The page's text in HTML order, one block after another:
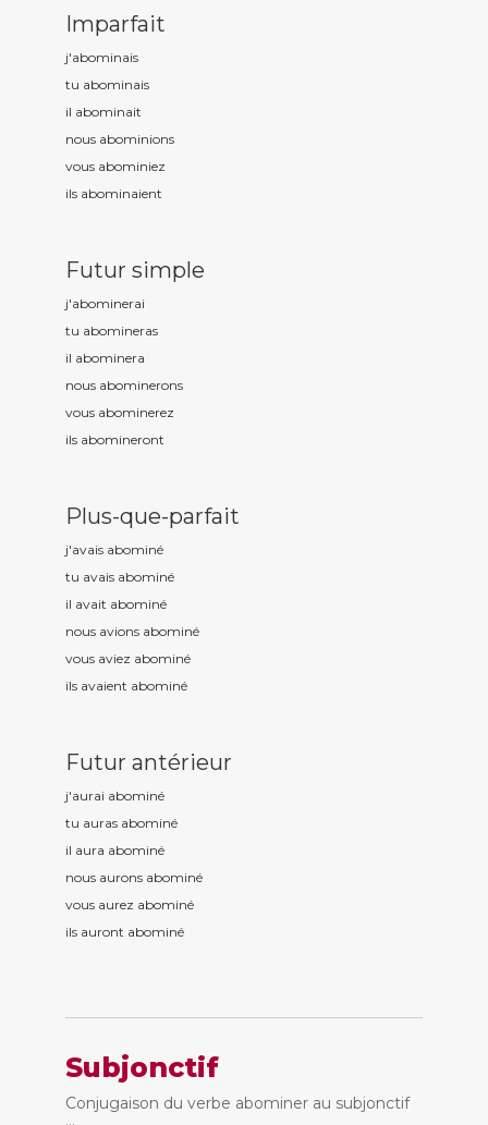
Imparfait
j'abominais
tu abominais
il abominait
nous abominions
vous abominiez
ils abominaient
Futur simple
j'abominerai
tu abomineras
il abominera
nous abominerons
vous abominerez
ils abomineront
Plus-que-parfait
j'avais abominé
tu avais abominé
il avait abominé
nous avions abominé
vous aviez abominé
ils avaient abominé
Futur antérieur
j'aurai abominé
tu auras abominé
il aura abominé
nous aurons abominé
vous aurez abominé
ils auront abominé
Subjonctif
Conjugaison du verbe abominer au subjonctif
...